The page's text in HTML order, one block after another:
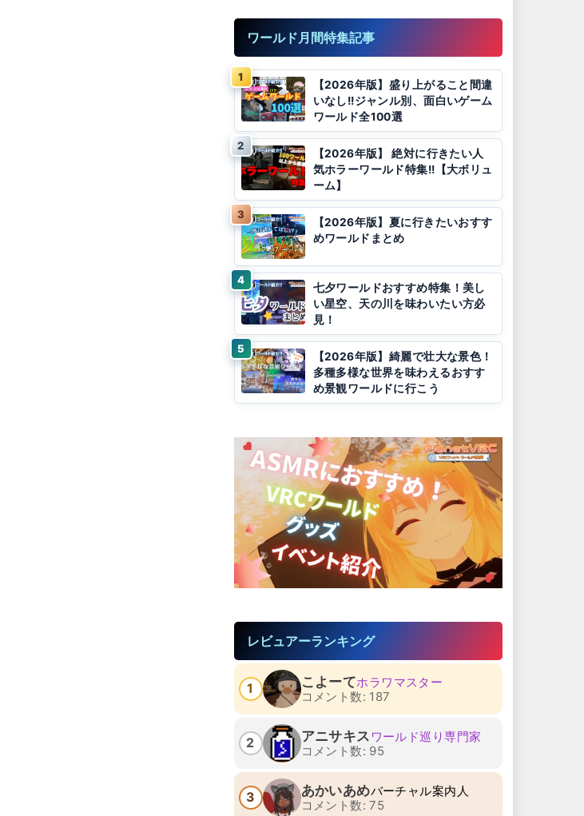
ワールド月間特集記事
【2026年版】盛り上がること間違
いなし!!ジャンル別、面白いゲーム
ワールド全100選
【2026年版】 絶対に行きたい人
気ホラーワールド特集!!【大ボリュ
ーム】
【2026年版】夏に行きたいおすす
めワールドまとめ
七夕ワールドおすすめ特集！美し
い星空、天の川を味わいたい方必
見！
【2026年版】綺麗で壮大な景色！
多種多様な世界を味わえるおすす
め景観ワールドに行こう
レビュアーランキング
1 こよーてホラワマスター
コメント数: 187
2 アニサキス ワールド巡り専門家
コメント数: 95
3 あかいあめバーチャル案内人
コメント数: 75